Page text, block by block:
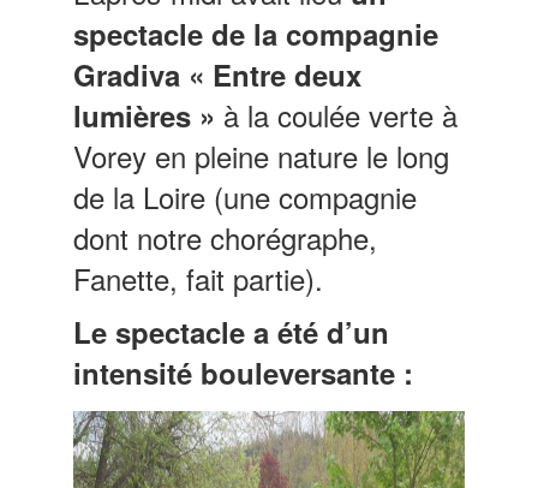
spectacle de la compagnie
Gradiva « Entre deux
lumières » à la coulée verte à
Vorey en pleine nature le long
de la Loire (une compagnie
dont notre chorégraphe,
Fanette, fait partie).
Le spectacle a été d’un
intensité bouleversante :